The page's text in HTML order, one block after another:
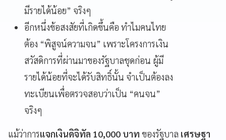
มีรายได้น้อย” จริงๆ
อีกหนึ่งข้อสงสัยที่เกิดขึ้นคือ ทำไมคนไทย
ต้อง “พิสูจน์ความจน” เพราะโครงการเงิน
สวัสดิการที่ผ่านมาของรัฐบาลชุดก่อน ผู้มี
รายได้น้อยที่จะได้รับสิทธิ์นั้น จำเป็นต้องลง
ทะเบียนเพื่อตรวจสอบว่าเป็น “คนจน”
จริงๆ
แม้ว่าการแจกเงินดิจิทัล 10,000 บาท ของรัฐบาล เศรษฐา